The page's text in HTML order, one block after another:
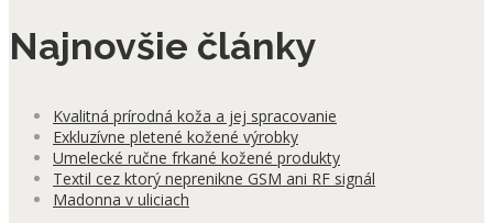
Najnovšie články
Kvalitná prírodná koža a jej spracovanie
Exkluzívne pletené kožené výrobky
Umelecké ručne frkané kožené produkty
Textil cez ktorý neprenikne GSM ani RF signál
Madonna v uliciach